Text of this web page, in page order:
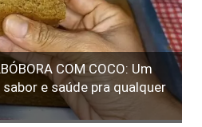
COM COCO: Um
e saúde pra qualquer